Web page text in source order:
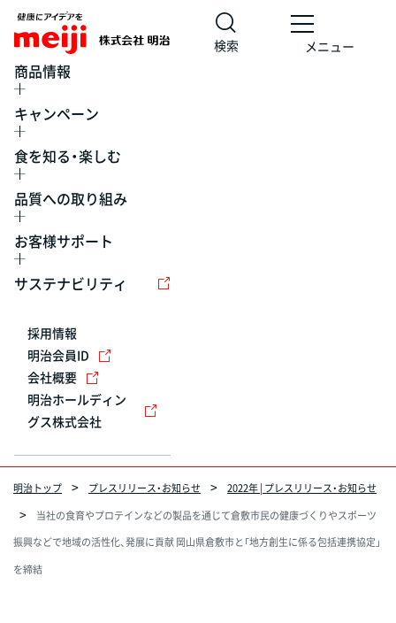
検索 メニュー
商品情報
キャンペーン
食を知る・楽しむ
品質への取り組み
お客様サポート
サステナビリティ
採用情報
明治会員ID
会社概要
明治ホールディン
グス株式会社
明治トップ プレスリリース・お知らせ
2022年 | プレスリリース・お知らせ
当社の食育やプロテインなどの製品を通じて倉敷市民の健康づくりやスポーツ
振興などで地域の活性化、発展に貢献 岡山県倉敷市と「地方創生に係る包括連携協定」
を締結